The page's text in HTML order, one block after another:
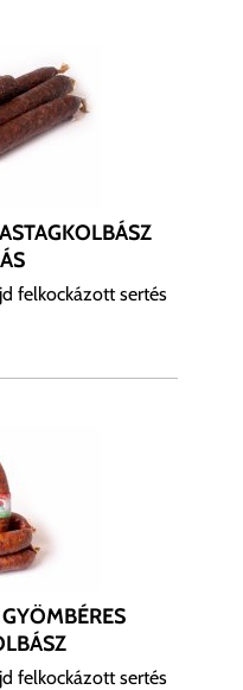
felkockázott sertés
felkockázott sertés